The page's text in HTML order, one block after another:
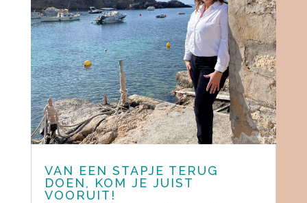
VAN EEN STAPJE TERUG
DOEN, KOM JE JUIST
VOORUIT!